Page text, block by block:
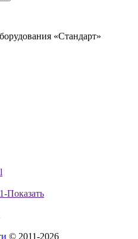
«Стандарт»
Показать
© 2011-2026